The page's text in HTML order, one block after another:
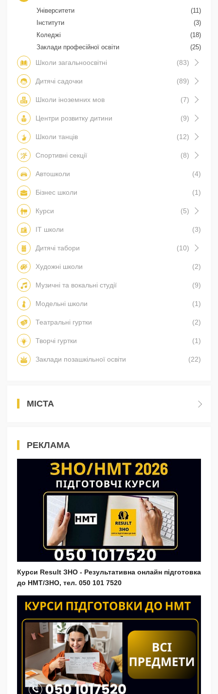
Університети
(11)
Інститути
(3)
Коледжі
(18)
Заклади професійної освіти
(25)
Школи загальноосвітні (83)
Дитячі садочки (89)
Школи іноземних мов (7)
Центри розвитку дитини (9)
Школи танців (12)
Спортивні секції (8)
Автошколи (4)
Бізнес школи (1)
Курси (5)
IT школи (3)
Дитячі табори (10)
Художні школи (2)
Музичні та вокальні студії (9)
Модельні школи (1)
Театральні гуртки (2)
Творчі гуртки (1)
Заклади позашкільної освіти (22)
МІСТА
РЕКЛАМА
Курси Result ЗНО - Результативна онлайн підготовка
до НМТ/ЗНО, тел. 050 101 7520